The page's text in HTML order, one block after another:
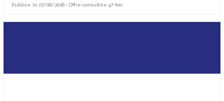
Publiée le 07/08/2026 • Offre consultée 97 fois